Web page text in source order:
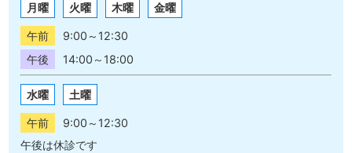
月曜 火曜 木曜 金曜
午前
9:00～12:30
午後
14:00～18:00
水曜 土曜
午前
9:00～12:30
午後は休診です